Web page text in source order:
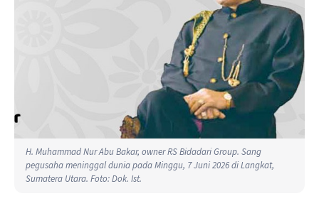
H. Muhammad Nur Abu Bakar, owner RS Bidadari Group. Sang
pegusaha meninggal dunia pada Minggu, 7 Juni 2026 di Langkat,
Sumatera Utara. Foto: Dok. Ist.